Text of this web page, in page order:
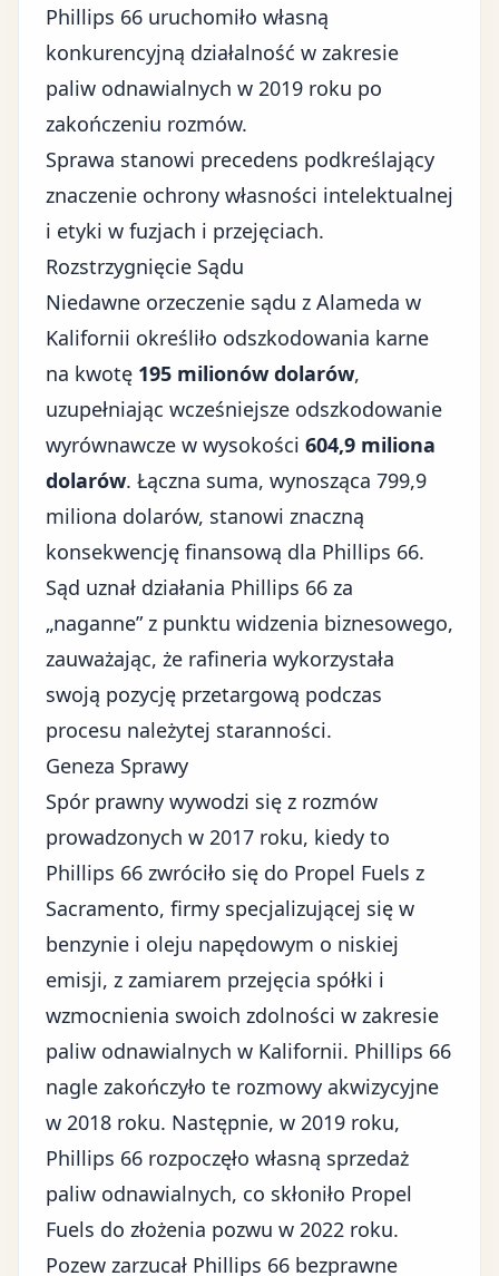
Phillips 66 uruchomiło własną
konkurencyjną działalność w zakresie
paliw odnawialnych w 2019 roku po
zakończeniu rozmów.
Sprawa stanowi precedens podkreślający
znaczenie ochrony własności intelektualnej
i etyki w fuzjach i przejęciach.
Rozstrzygnięcie Sądu
Niedawne orzeczenie sądu z Alameda w
Kalifornii określiło odszkodowania karne
na kwotę 195 milionów dolarów,
uzupełniając wcześniejsze odszkodowanie
wyrównawcze w wysokości 604,9 miliona
dolarów. Łączna suma, wynosząca 799,9
miliona dolarów, stanowi znaczną
konsekwencję finansową dla Phillips 66.
Sąd uznał działania Phillips 66 za
„naganne” z punktu widzenia biznesowego,
zauważając, że rafineria wykorzystała
swoją pozycję przetargową podczas
procesu należytej staranności.
Geneza Sprawy
Spór prawny wywodzi się z rozmów
prowadzonych w 2017 roku, kiedy to
Phillips 66 zwróciło się do Propel Fuels z
Sacramento, firmy specjalizującej się w
benzynie i oleju napędowym o niskiej
emisji, z zamiarem przejęcia spółki i
wzmocnienia swoich zdolności w zakresie
paliw odnawialnych w Kalifornii. Phillips 66
nagle zakończyło te rozmowy akwizycyjne
w 2018 roku. Następnie, w 2019 roku,
Phillips 66 rozpoczęło własną sprzedaż
paliw odnawialnych, co skłoniło Propel
Fuels do złożenia pozwu w 2022 roku.
Pozew zarzucał Phillips 66 bezprawne